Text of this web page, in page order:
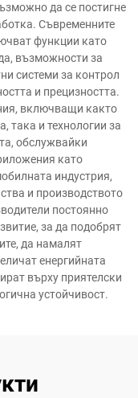
да се постигне
Съвременните
функции като
възможности за
системи за контрол
и прецизността.
включващи както
така и технологии за
обслужвайки
като
индустрия,
и производството
постоянно
за да подобрят
да намалят
енергийната
върху приятелски
устойчивост.